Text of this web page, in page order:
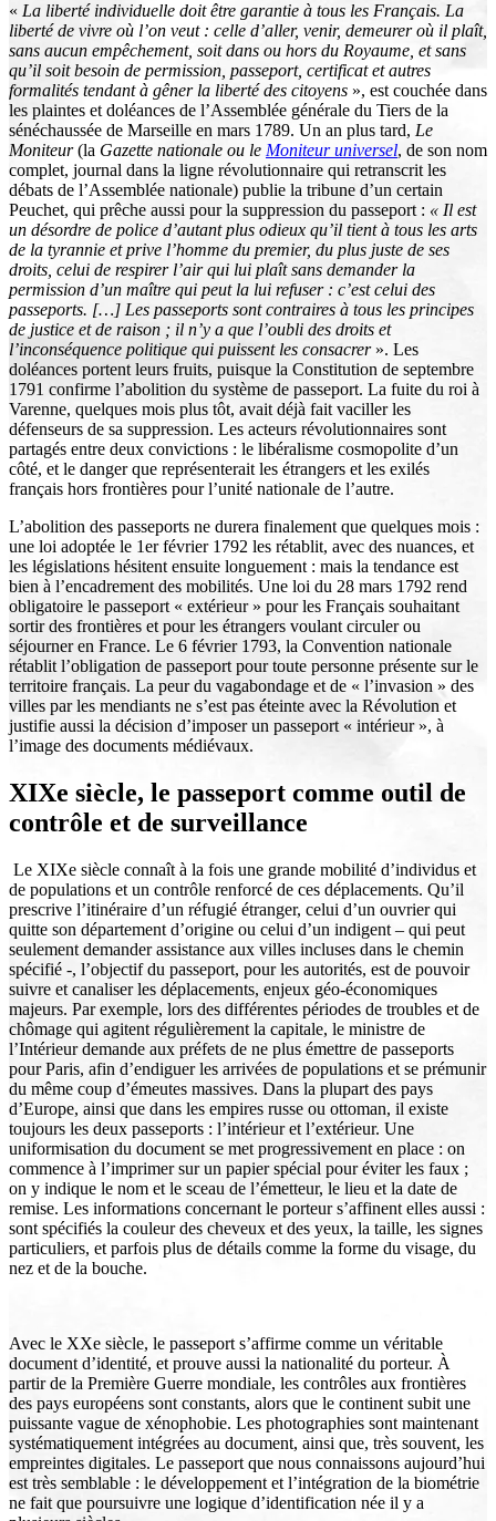
« La liberté individuelle doit être garantie à tous les Français. La
liberté de vivre où l’on veut : celle d’aller, venir, demeurer où il plaît,
sans aucun empêchement, soit dans ou hors du Royaume, et sans
qu’il soit besoin de permission, passeport, certificat et autres
formalités tendant à gêner la liberté des citoyens », est couchée dans
les plaintes et doléances de l’Assemblée générale du Tiers de la
sénéchaussée de Marseille en mars 1789. Un an plus tard, Le
Moniteur(la Gazette nationale ou le Moniteur universel, de son nom
complet, journal dans la ligne révolutionnaire qui retranscrit les
débats de l’Assemblée nationale) publie la tribune d’un certain
Peuchet, qui prêche aussi pour la suppression du passeport : « Il est
un désordre de police d’autant plus odieux qu’il tient à tous les arts
de la tyrannie et prive l’homme du premier, du plus juste de ses
droits, celui de respirer l’air qui lui plaît sans demander la
permission d’un maître qui peut la lui refuser : c’est celui des
passeports. […] Les passeports sont contraires à tous les principes
de justice et de raison ; il n’y a que l’oubli des droits et
l’inconséquence politique qui puissent les consacrer». Les
doléances portent leurs fruits, puisque la Constitution de septembre
1791 confirme l’abolition du système de passeport. La fuite du roi à
Varenne, quelques mois plus tôt, avait déjà fait vaciller les
défenseurs de sa suppression. Les acteurs révolutionnaires sont
partagés entre deux convictions : le libéralisme cosmopolite d’un
côté, et le danger que représenterait les étrangers et les exilés
français hors frontières pour l’unité nationale de l’autre.
L’abolition des passeports ne durera finalement que quelques mois :
une loi adoptée le 1er février 1792 les rétablit, avec des nuances, et
les législations hésitent ensuite longuement : mais la tendance est
bien à l’encadrement des mobilités. Une loi du 28 mars 1792 rend
obligatoire le passeport « extérieur » pour les Français souhaitant
sortir des frontières et pour les étrangers voulant circuler ou
séjourner en France. Le 6 février 1793, la Convention nationale
rétablit l’obligation de passeport pour toute personne présente sur le
territoire français. La peur du vagabondage et de « l’invasion » des
villes par les mendiants ne s’est pas éteinte avec la Révolution et
justifie aussi la décision d’imposer un passeport « intérieur », à
l’image des documents médiévaux.
XIXe siècle, le passeport comme outil de
contrôle et de surveillance
Le XIXe siècle connaît à la fois une grande mobilité d’individus et
de populations et un contrôle renforcé de ces déplacements. Qu’il
prescrive l’itinéraire d’un réfugié étranger, celui d’un ouvrier qui
quitte son département d’origine ou celui d’un indigent – qui peut
seulement demander assistance aux villes incluses dans le chemin
spécifié -, l’objectif du passeport, pour les autorités, est de pouvoir
suivre et canaliser les déplacements, enjeux géo-économiques
majeurs. Par exemple, lors des différentes périodes de troubles et de
chômage qui agitent régulièrement la capitale, le ministre de
l’Intérieur demande aux préfets de ne plus émettre de passeports
pour Paris, afin d’endiguer les arrivées de populations et se prémunir
du même coup d’émeutes massives. Dans la plupart des pays
d’Europe, ainsi que dans les empires russe ou ottoman, il existe
toujours les deux passeports : l’intérieur et l’extérieur. Une
uniformisation du document se met progressivement en place : on
commence à l’imprimer sur un papier spécial pour éviter les faux ;
on y indique le nom et le sceau de l’émetteur, le lieu et la date de
remise. Les informations concernant le porteur s’affinent elles aussi :
sont spécifiés la couleur des cheveux et des yeux, la taille, les signes
particuliers, et parfois plus de détails comme la forme du visage, du
nez et de la bouche.
Avec le XXe siècle, le passeport s’affirme comme un véritable
document d’identité, et prouve aussi la nationalité du porteur. À
partir de la Première Guerre mondiale, les contrôles aux frontières
des pays européens sont constants, alors que le continent subit une
puissante vague de xénophobie. Les photographies sont maintenant
systématiquement intégrées au document, ainsi que, très souvent, les
empreintes digitales. Le passeport que nous connaissons aujourd’hui
est très semblable : le développement et l’intégration de la biométrie
ne fait que poursuivre une logique d’identification née il y a